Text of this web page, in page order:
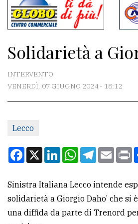
del
sito
Meteo
CONTATTI
redazione
Scrivici
Per
la
tua
pubblicità
Solidarietà a
INTERVENTO
VENERDÌ, 07 GIUGNO 2024 - 18:12
Lecco
Facebook
X LinkedInWhatsApp
Telegram
Email
Sinistra Italiana Lecco intende
solidarietà a Giorgio Daho’ che si
una diffida da parte di Trenord